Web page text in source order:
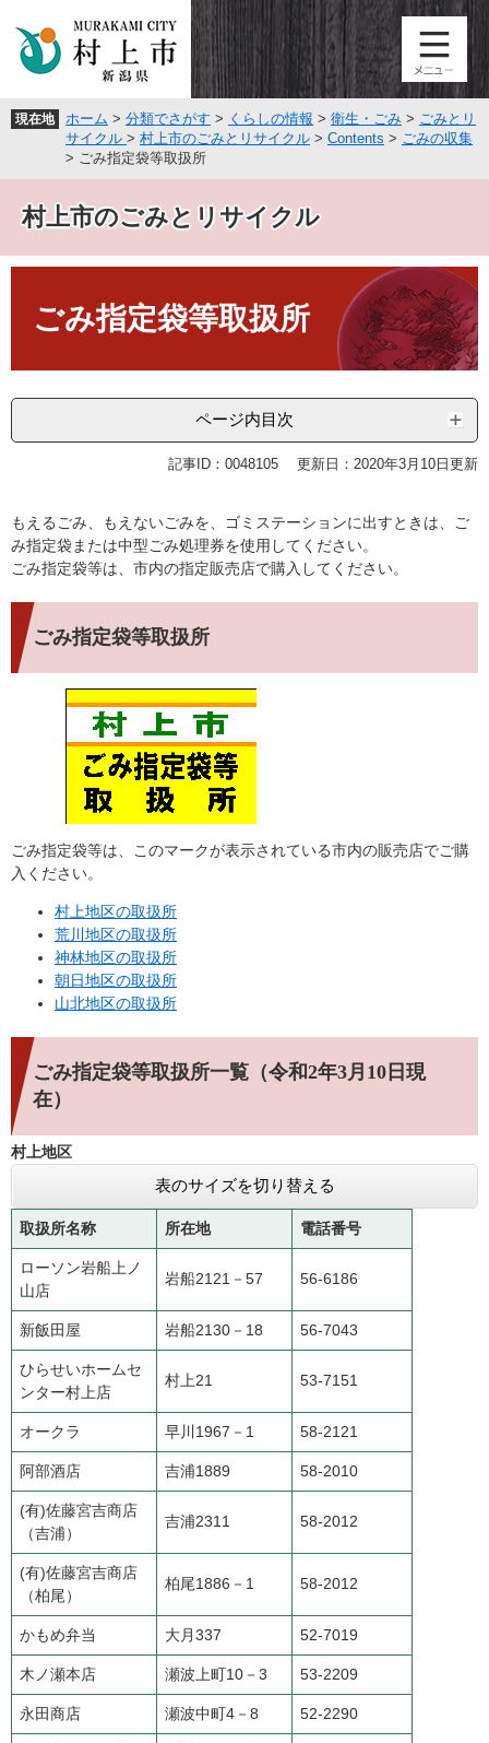
頭
飛
へ
現在地 ホーム > 分類でさがす > くらしの情報 > 衛生・ごみ > ごみとリ
サイクル > 村上市のごみとリサイクル > Contents > ごみの収集
> ごみ指定袋等取扱所
村上市のごみとリサイクル
ごみ指定袋等取扱所
ページ内目次
記事ID：0048105 更新日：2020年3月10日更新
もえるごみ、もえないごみを、ゴミステーションに出すときは、ご
み指定袋または中型ごみ処理券を使用してください。
ごみ指定袋等は、市内の指定販売店で購入してください。
ごみ指定袋等取扱所
ごみ指定袋等は、このマークが表示されている市内の販売店でご購
入ください。
村上地区の取扱所
荒川地区の取扱所
神林地区の取扱所
朝日地区の取扱所
山北地区の取扱所
ごみ指定袋等取扱所一覧（令和2年3月10日現
在）
村上地区
表のサイズを切り替える
取扱所名称 所在地 電話番号
ローソン岩船上ノ
山店
岩船2121－57 56-6186
新飯田屋 岩船2130－18 56-7043
ひらせいホームセ
ンター村上店
村上21 53-7151
オークラ 早川1967－1 58-2121
阿部酒店 吉浦1889 58-2010
(有)佐藤宮吉商店
（吉浦）
吉浦2311 58-2012
(有)佐藤宮吉商店
（柏尾）
柏尾1886－1 58-2012
かもめ弁当 大月337 52-7019
木ノ瀬本店 瀬波上町10－3 53-2209
永田商店 瀬波中町4－8 52-2290